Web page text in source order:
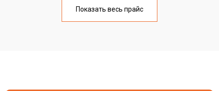
Показать весь прайс